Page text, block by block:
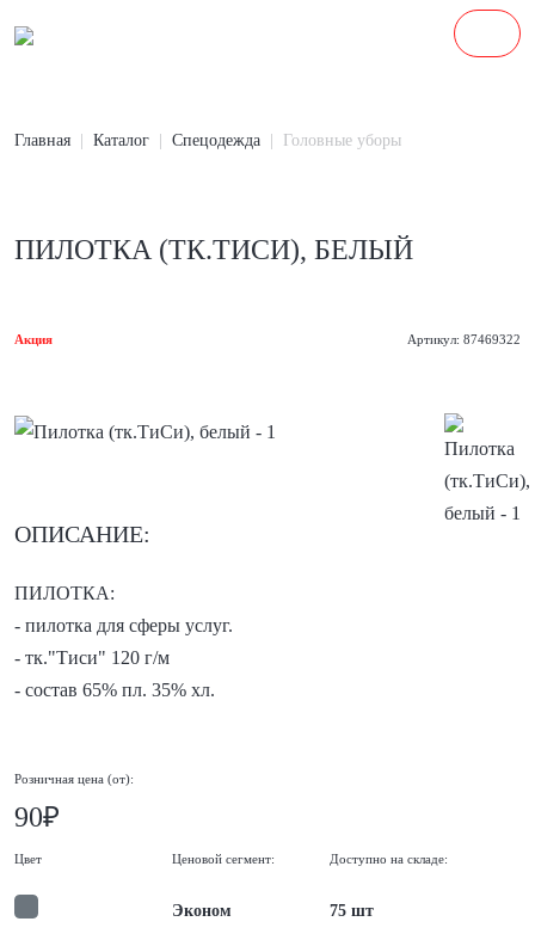
Главная Каталог Спецодежда Головные уборы
ПИЛОТКА (ТК.ТИСИ), БЕЛЫЙ
Акция Артикул: 87469322
ОПИСАНИЕ:
ПИЛОТКА:
- пилотка для сферы услуг.
- тк."Тиси" 120 г/м
- состав 65% пл. 35% хл.
Розничная цена (от):
90₽
Цвет Ценовой сегмент:
Эконом
Доступно на складе:
75 шт